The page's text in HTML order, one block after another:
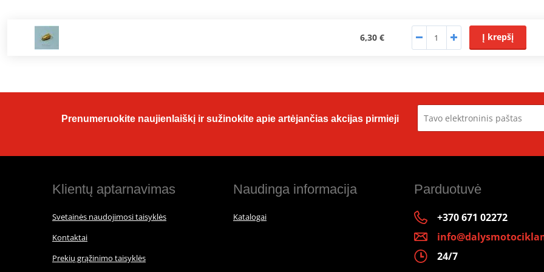
6,30 € Į krepšį
Prenumeruokite naujienlaiškį ir sužinokite apie artėjančias akcijas pirmieji
Klientų aptarnavimas
Svetainės naudojimosi taisyklės
Kontaktai
Prekių grąžinimo taisyklės
Naudinga informacija
Katalogai
Parduotuvė
+370 671 02272
24/7